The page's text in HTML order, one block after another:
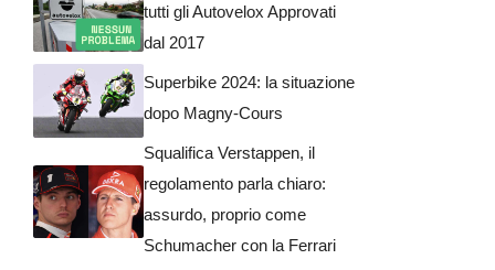
tutti gli Autovelox Approvati
dal 2017
Superbike 2024: la situazione
dopo Magny-Cours
Squalifica Verstappen, il
regolamento parla chiaro:
assurdo, proprio come
Schumacher con la Ferrari